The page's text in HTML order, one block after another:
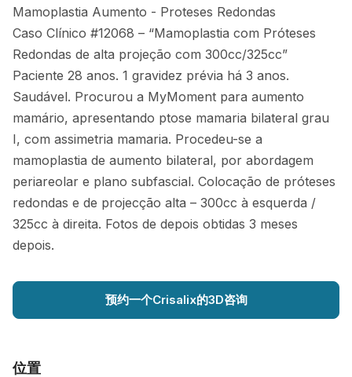
Mamoplastia Aumento - Proteses Redondas
Caso Clínico #12068 – “Mamoplastia com Próteses
Redondas de alta projeção com 300cc/325cc”
Paciente 28 anos. 1 gravidez prévia há 3 anos.
Saudável. Procurou a MyMoment para aumento
mamário, apresentando ptose mamaria bilateral grau
I, com assimetria mamaria. Procedeu-se a
mamoplastia de aumento bilateral, por abordagem
periareolar e plano subfascial. Colocação de próteses
redondas e de projecção alta – 300cc à esquerda /
325cc à direita. Fotos de depois obtidas 3 meses
depois.
预约一个Crisalix的3D咨询
位置